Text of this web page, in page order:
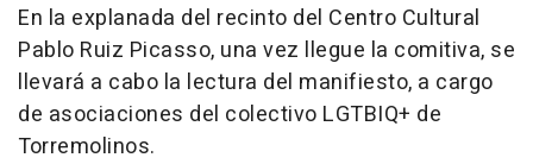
En la explanada del recinto del Centro Cultural
Pablo Ruiz Picasso, una vez llegue la comitiva, se
llevará a cabo la lectura del manifiesto, a cargo
de asociaciones del colectivo LGTBIQ+ de
Torremolinos.